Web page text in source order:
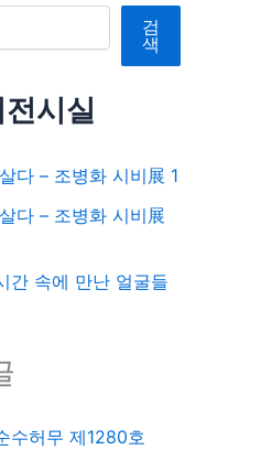
검
색
시실
다 – 조병화 시비展 1
다 – 조병화 시비展
간 속에 만난 얼굴들
수허무 제1280호